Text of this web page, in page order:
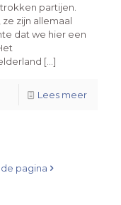
partijen.
zijn allemaal
dat we hier een
[…]
Lees meer
pagina